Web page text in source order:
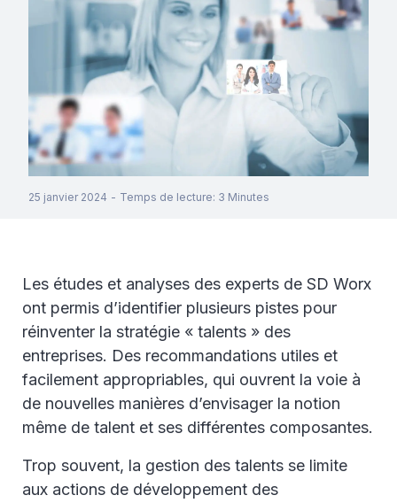
25 janvier 2024 - Temps de lecture: 3 Minutes
Les études et analyses des experts de SD Worx
ont permis d’identifier plusieurs pistes pour
réinventer la stratégie « talents » des
entreprises. Des recommandations utiles et
facilement appropriables, qui ouvrent la voie à
de nouvelles manières d’envisager la notion
même de talent et ses différentes composantes.
Trop souvent, la gestion des talents se limite
aux actions de développement des